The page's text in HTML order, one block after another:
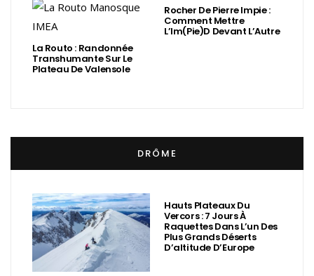
La Routo : Randonnée
Transhumante Sur Le
Plateau De Valensole
Rocher De Pierre Impie :
Comment Mettre
L’Im(Pie)d Devant L’Autre
DRÔME
Hauts Plateaux Du
Vercors : 7 Jours À
Raquettes Dans L’un Des
Plus Grands Déserts
D’altitude D’Europe